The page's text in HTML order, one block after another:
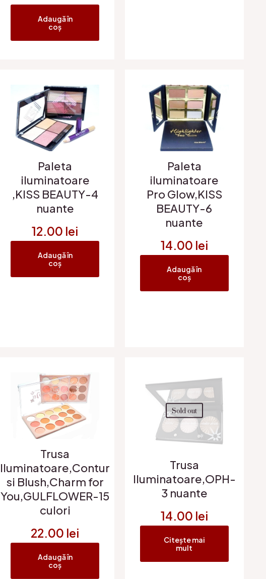
Adaugă în
coș
Paleta
iluminatoare
,KISS BEAUTY-4
nuante
12.00 lei
Adaugă în
coș
Paleta
iluminatoare
Pro Glow,KISS
BEAUTY-6
nuante
14.00 lei
Adaugă în
coș
Trusa
Iluminatoare,Contur
si Blush,Charm for
You,GULFLOWER-15
culori
22.00 lei
Adaugă în
coș
Sold out
Trusa
Iluminatoare,OPH-
3 nuante
14.00 lei
Citește mai
mult